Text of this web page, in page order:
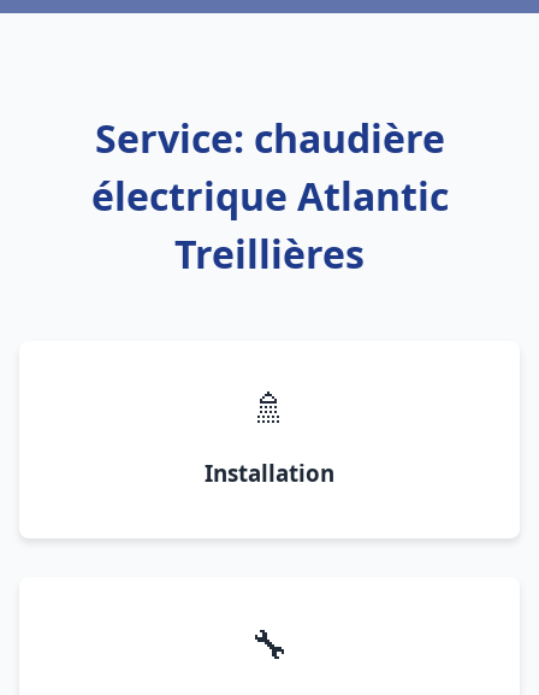
Service: chaudière
électrique Atlantic
Treillières
🚿
Installation
🔧